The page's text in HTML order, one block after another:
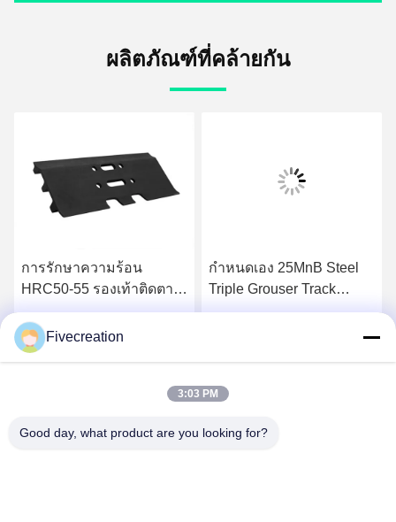
ผลิตภัณฑ์ที่คล้ายกัน
การรักษาความร้อน
HRC50-55 รองเท้าติดตาม
รถขุด OEM ที่ยอมรับได้
กำหนดเอง 25MnB Steel
Triple Grouser Track
Shoes รับประกัน 1 ปี
Fivecreation
3:03 PM
Good day, what product are you looking for?